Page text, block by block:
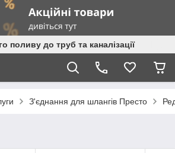
поливу до труб та каналізації
З'єднання для шлангів Престо